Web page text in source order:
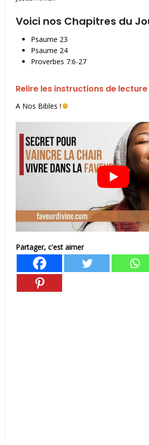
Voici nos Chapitres du
Psaume 23
Psaume 24
Proverbes 7:6-27
Relire les instructions de lecture
A Nos Bibles !
Partager, c'est aimer